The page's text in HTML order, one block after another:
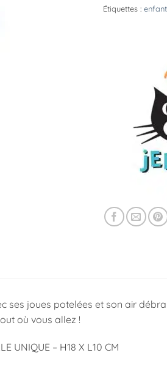
Étiquettes : enfant
ses joues potelées et son air
où vous allez !
UNIQUE – H18 X L10 CM